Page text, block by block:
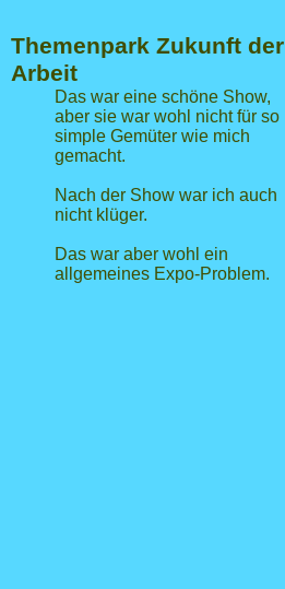
Themenpark Zukunft der
Arbeit
Das war eine schöne Show,
aber sie war wohl nicht für so
simple Gemüter wie mich
gemacht.
Nach der Show war ich auch
nicht klüger.
Das war aber wohl ein
allgemeines Expo-Problem.